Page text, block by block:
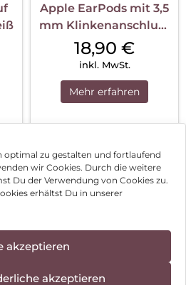
optimal zu gestalten und fortlaufend
wir Cookies. Durch die weitere
Du der Verwendung von Cookies zu.
erhältst Du in unserer
akzeptieren
akzeptieren
Apple EarPods mit 3,5
mm Klinkenanschluss
Weiß
18,90 €
inkl. MwSt.
Mehr erfahren
… 128 Nächste